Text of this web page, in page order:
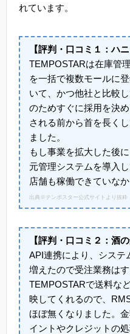
れています。
【評判・口コミ１：ハ
TEMPOSTARは在庫管
を一括で複数モールに
いて、かつ他社と比較
のためすぐに採用を決
される前から首を長く
ました。
もし事業を拡大した後
元管理システムを導入
店舗も稼働できていな
出典※テンポスター公式サイトより抜粋
【評判・口コミ２：酒の
API連携により、システ
増えたので受注業務は
TEMPOSTARで送料な
映してくれるので、
ほぼ無くなりました。
イントやクレジットの